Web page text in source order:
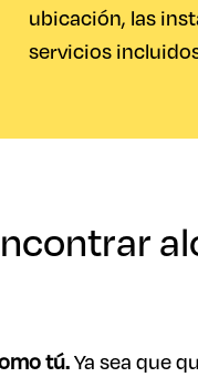
ubicación, las
servicios
tú.Ya sea que